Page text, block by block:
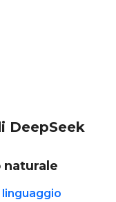
DeepSeek
naturale